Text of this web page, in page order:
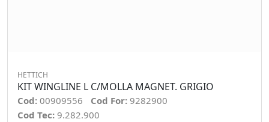
HETTICH
KIT WINGLINE L C/MOLLA MAGNET. GRIGIO
Cod: 00909556 Cod For: 9282900
Cod Tec: 9.282.900